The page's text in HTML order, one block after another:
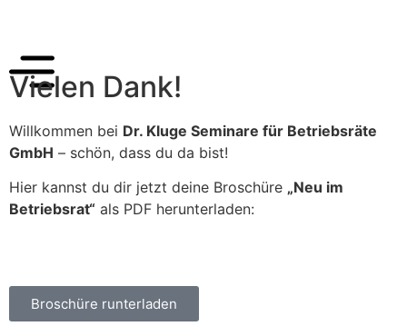
Vielen Dank!
Willkommen bei Dr. Kluge Seminare für Betriebsräte
GmbH – schön, dass du da bist!
Hier kannst du dir jetzt deine Broschüre „Neu im
Betriebsrat“ als PDF herunterladen:
Broschüre runterladen